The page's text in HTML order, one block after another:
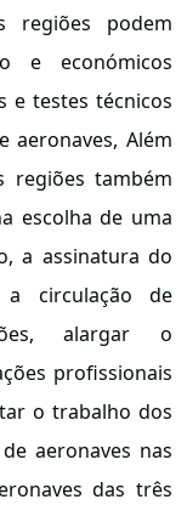
regiões podem
e económicos
e testes técnicos
aeronaves, Além
regiões também
escolha de uma
a assinatura do
circulação de
alargar o
profissionais
o trabalho dos
aeronaves nas
das três